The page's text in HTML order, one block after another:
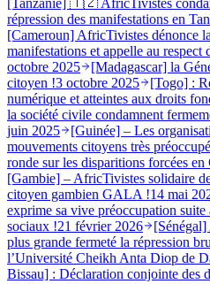
[Tanzanie] 🇹🇿 AfricTivistes
répression des manifestations en
[Cameroun] AfricTivistes dénonce
manifestations et appelle au respect
octobre 2025
[Madagascar] la
citoyen !3 octobre 2025
[Togo] :
numérique et atteintes aux droits
la société civile condamnent
juin 2025
[Guinée] – Les
mouvements citoyens très
ronde sur les disparitions forcées en
[Gambie] – AfricTivistes solidaire
citoyen gambien GALA !14 mai
exprime sa vive préoccupation suite
sociaux !21 février 2026
plus grande fermeté la répression
l’Université Cheikh Anta Diop de
Bissau] : Déclaration conjointe des